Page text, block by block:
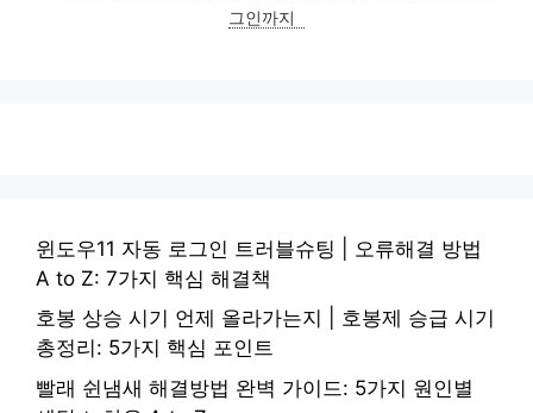
그인까지
윈도우11 자동 로그인 트러블슈팅 | 오류해결 방법
A to Z: 7가지 핵심 해결책
호봉 상승 시기 언제 올라가는지 | 호봉제 승급 시기
총정리: 5가지 핵심 포인트
빨래 쉰냄새 해결방법 완벽 가이드: 5가지 원인별